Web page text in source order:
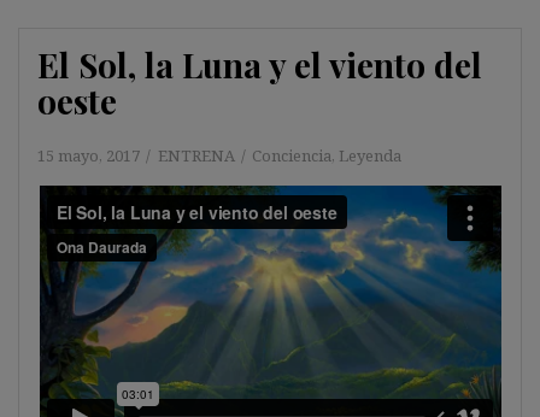
El Sol, la Luna y el viento del
oeste
15 mayo, 2017 ENTRENA Conciencia, Leyenda